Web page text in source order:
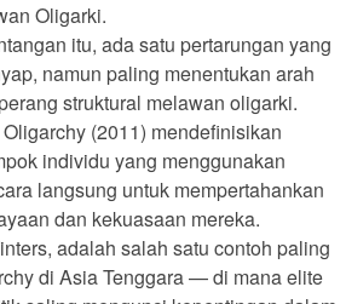
Oligarki.
itu, ada satu pertarungan yang
namun paling menentukan arah
struktural melawan oligarki.
(2011) mendefinisikan
individu yang menggunakan
langsung untuk mempertahankan
dan kekuasaan mereka.
adalah salah satu contoh paling
di Asia Tenggara — di mana elite